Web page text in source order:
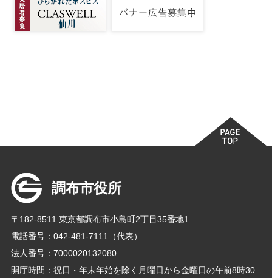
調布市役所
〒182-8511 東京都調布市小島町2丁目35番地1
電話番号：042-481-7111（代表）
法人番号：7000020132080
開庁時間：祝日・年末年始を除く月曜日から金曜日の午前8時30